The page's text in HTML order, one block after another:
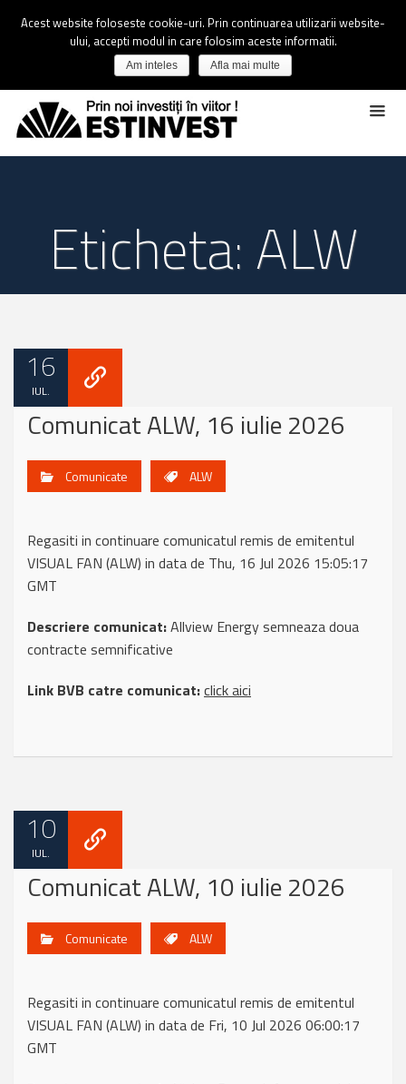
Eticheta: ALW
16
IUL.
Comunicat ALW, 16 iulie 2026
Comunicate ALW
Regasiti in continuare comunicatul remis de emitentul
VISUAL FAN (ALW) in data de Thu, 16 Jul 2026 15:05:17
GMT
Descriere comunicat:Allview Energy semneaza doua
contracte semnificative
Link BVB catre comunicat:click aici
10
IUL.
Comunicat ALW, 10 iulie 2026
Comunicate ALW
Regasiti in continuare comunicatul remis de emitentul
VISUAL FAN (ALW) in data de Fri, 10 Jul 2026 06:00:17
GMT
Acest website foloseste cookie-uri. Prin continuarea utilizarii website-
ului, accepti modul in care folosim aceste informatii.
Am inteles Afla mai multe